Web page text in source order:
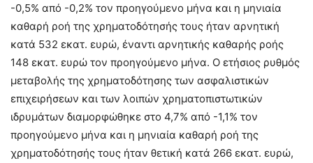
-0,5% από -0,2% τον προηγούμενο μήνα και η μηνιαία
καθαρή ροή της χρηματοδότησής τους ήταν αρνητική
κατά 532 εκατ. ευρώ, έναντι αρνητικής καθαρής ροής
148 εκατ. ευρώ τον προηγούμενο μήνα. Ο ετήσιος ρυθμός
μεταβολής της χρηματοδότησης των ασφαλιστικών
επιχειρήσεων και των λοιπών χρηματοπιστωτικών
ιδρυμάτων διαμορφώθηκε στο 4,7% από -1,1% τον
προηγούμενο μήνα και η μηνιαία καθαρή ροή της
χρηματοδότησής τους ήταν θετική κατά 266 εκατ. ευρώ,